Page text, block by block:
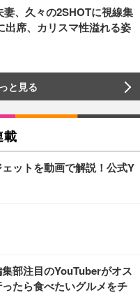
、久々の2SHOTに視線集
出席、カリスマ性溢れる姿
と見る
載
ットを動画で解説！公式Y
部注目のYouTuberがオス
たら食べたいグルメをチ